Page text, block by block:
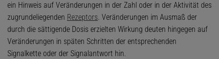
ein Hinweis auf Veränderungen in der Zahl oder in der Aktivität des
zugrundeliegenden Rezeptors. Veränderungen im Ausmaß der
durch die sättigende Dosis erzielten Wirkung deuten hingegen auf
Veränderungen in späten Schritten der entsprechenden
Signalkette oder der Signalantwort hin.